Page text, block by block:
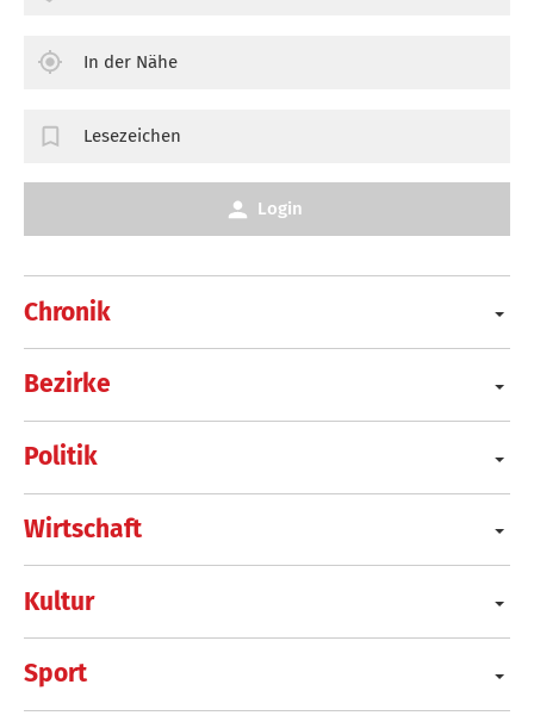
Chronik
Bezirke
Politik
Wirtschaft
Kultur
Sport
In der Nähe
Lesezeichen
Login